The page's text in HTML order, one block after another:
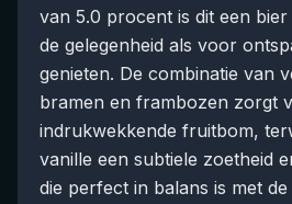
van 5.0 procent is dit een
de gelegenheid als voor
genieten. De combinatie van
bramen en frambozen zorgt
indrukwekkende fruitbom,
vanille een subtiele zoetheid
die perfect in balans is met